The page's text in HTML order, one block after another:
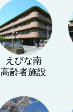
えびな南
高齢者施設